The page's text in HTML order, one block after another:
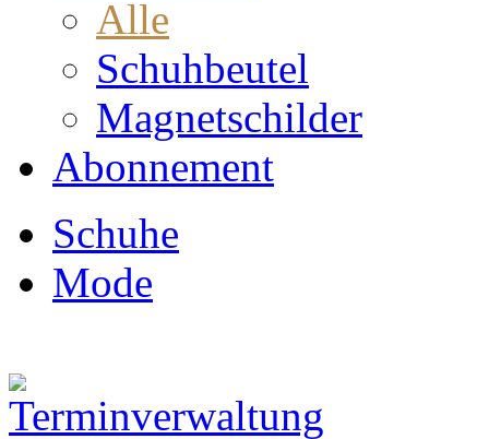
Alle
Schuhbeutel
Magnetschilder
Abonnement
Schuhe
Mode